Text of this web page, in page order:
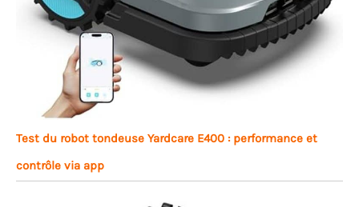
Test du robot tondeuse Yardcare E400 : performance et
contrôle via app